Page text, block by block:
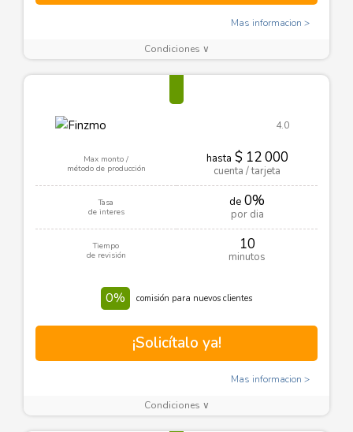
Mas informacion
Condiciones ∨
4.0
Max monto /
método de producción
hasta $ 12 000
cuenta / tarjeta
Tasa
de interes
de 0%
por dia
Tiempo
de revisión
10
minutos
0% comisión para nuevos clientes
¡Solicítalo ya!
Mas informacion
Condiciones ∨